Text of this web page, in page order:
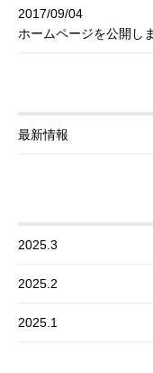
2017/09/04
ホームページを公開し
最新情報
2025.3
2025.2
2025.1